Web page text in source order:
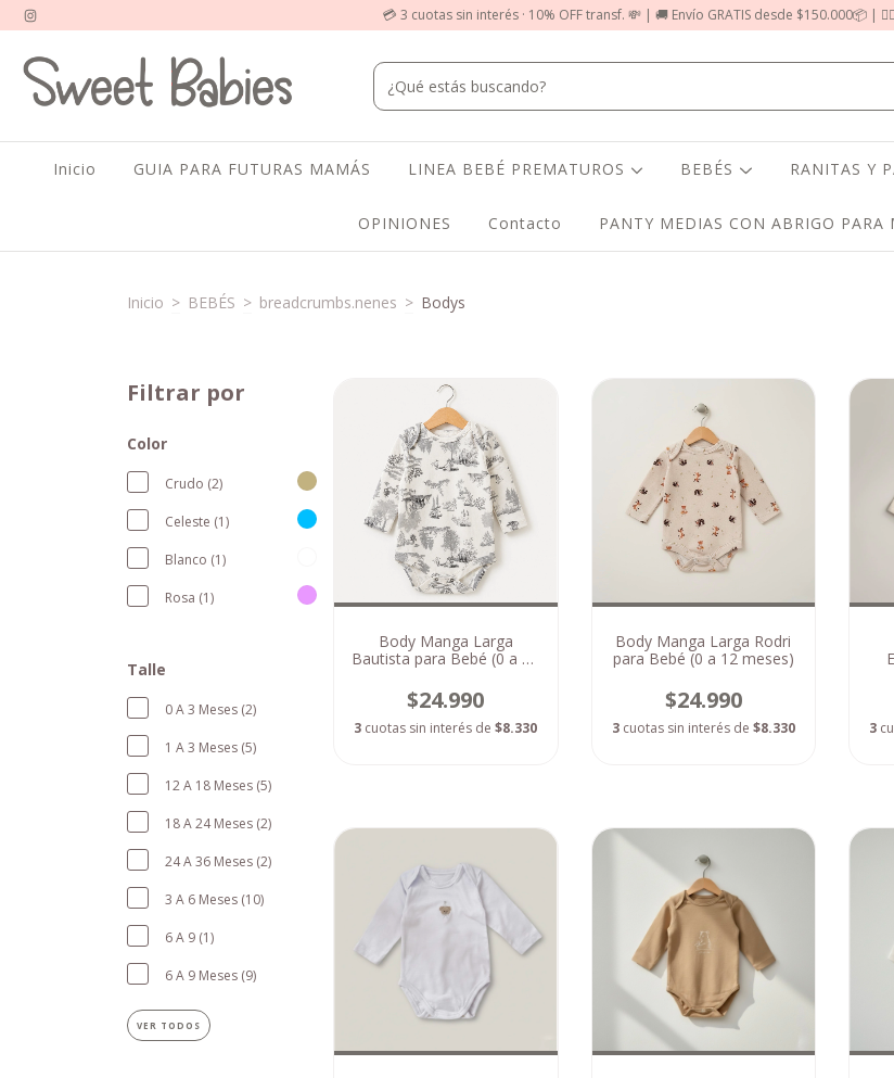
💳 3 cuotas sin interés · 10% OFF transf. 💸 | 🚚 Envío GRATIS desde $150.000📦 |
Inicio GUIA PARA FUTURAS MAMÁS LINEA BEBÉ PREMATUROS BEBÉS RANITAS Y
OPINIONES Contacto PANTY MEDIAS CON ABRIGO PARA
Inicio > BEBÉS > breadcrumbs.nenes > Bodys
Filtrar por
Color
Crudo (2)
Celeste (1)
Blanco (1)
Rosa (1)
Talle
0 A 3 Meses (2)
1 A 3 Meses (5)
12 A 18 Meses (5)
18 A 24 Meses (2)
24 A 36 Meses (2)
3 A 6 Meses (10)
6 A 9 (1)
6 A 9 Meses (9)
VER TODOS
Body Manga Larga
Bautista para Bebé (0 a 12
$24.990
3 cuotas sin interés de$8.330
Body Manga Larga Rodri
para Bebé (0 a 12 meses)
$24.990
3 cuotas sin interés de $8.330 3